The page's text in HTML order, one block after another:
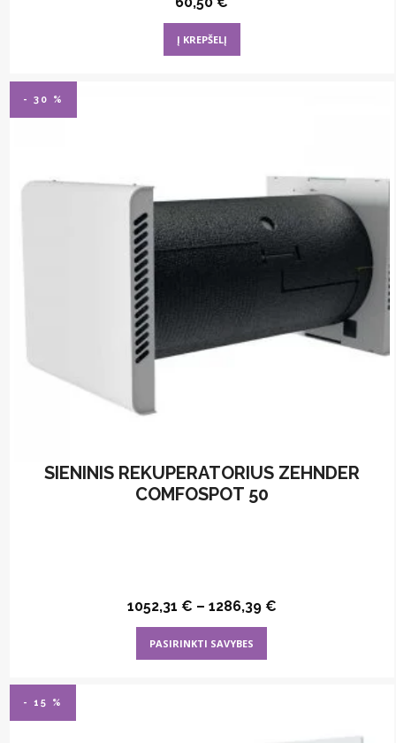
Į KREPŠELĮ
- 30 %
SIENINIS REKUPERATORIUS ZEHNDER
COMFOSPOT 50
1052,31 € – 1286,39 €
PASIRINKTI SAVYBES
product
- 15 %